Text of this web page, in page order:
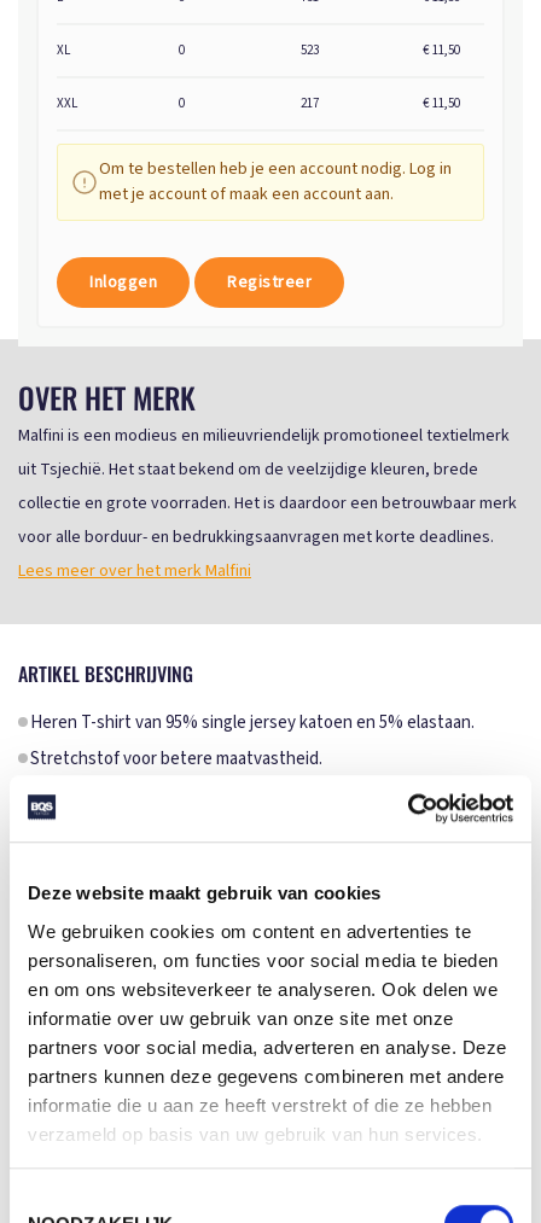
Deze website maakt gebruik van cookies
We gebruiken cookies om content en advertenties te
personaliseren, om functies voor social media te bieden
en om ons websiteverkeer te analyseren. Ook delen we
informatie over uw gebruik van onze site met onze
partners voor social media, adverteren en analyse. Deze
partners kunnen deze gegevens combineren met andere
informatie die u aan ze heeft verstrekt of die ze hebben
verzameld op basis van uw gebruik van hun services.
XL 0 523 € 11,50
XXL 0 217 € 11,50
Om te bestellen heb je een account nodig. Log in
met je account of maak een account aan.
Inloggen Registreer
OVER HET MERK
Malfini is een modieus en milieuvriendelijk promotioneel textielmerk
uit Tsjechië. Het staat bekend om de veelzijdige kleuren, brede
collectie en grote voorraden. Het is daardoor een betrouwbaar merk
voor alle borduur- en bedrukkingsaanvragen met korte deadlines.
Lees meer over het merk Malfini
ARTIKEL BESCHRIJVING
Heren T-shirt van 95% single jersey katoen en 5% elastaan.
Stretchstof voor betere maatvastheid.
Slank model met zijnaden.
Binnenkant van de halslijn met contrasterende tape.
Sachoudernaden met fixatie.
Bedruk of borduur naar wens.
SPECIFICATIES
Merk
Malfini
Categorie
Kleding